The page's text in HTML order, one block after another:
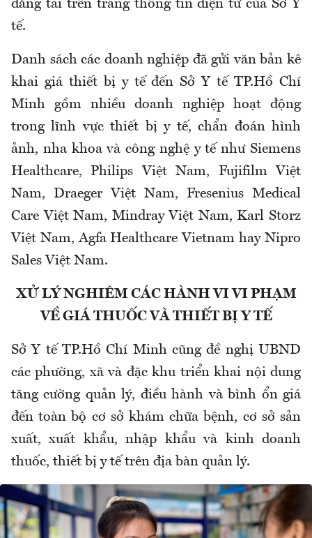
đăng tải trên trang thông tin điện tử của Sở Y
tế.
Danh sách các doanh nghiệp đã gửi văn bản kê
khai giá thiết bị y tế đến Sở Y tế TP.Hồ Chí
Minh gồm nhiều doanh nghiệp hoạt động
trong lĩnh vực thiết bị y tế, chẩn đoán hình
ảnh, nha khoa và công nghệ y tế như Siemens
Healthcare, Philips Việt Nam, Fujifilm Việt
Nam, Draeger Việt Nam, Fresenius Medical
Care Việt Nam, Mindray Việt Nam, Karl Storz
Việt Nam, Agfa Healthcare Vietnam hay Nipro
Sales Việt Nam.
XỬ LÝ NGHIÊM CÁC HÀNH VI VI PHẠM
VỀ GIÁ THUỐC VÀ THIẾT BỊ Y TẾ
Sở Y tế TP.Hồ Chí Minh cũng đề nghị UBND
các phường, xã và đặc khu triển khai nội dung
tăng cường quản lý, điều hành và bình ổn giá
đến toàn bộ cơ sở khám chữa bệnh, cơ sở sản
xuất, xuất khẩu, nhập khẩu và kinh doanh
thuốc, thiết bị y tế trên địa bàn quản lý.